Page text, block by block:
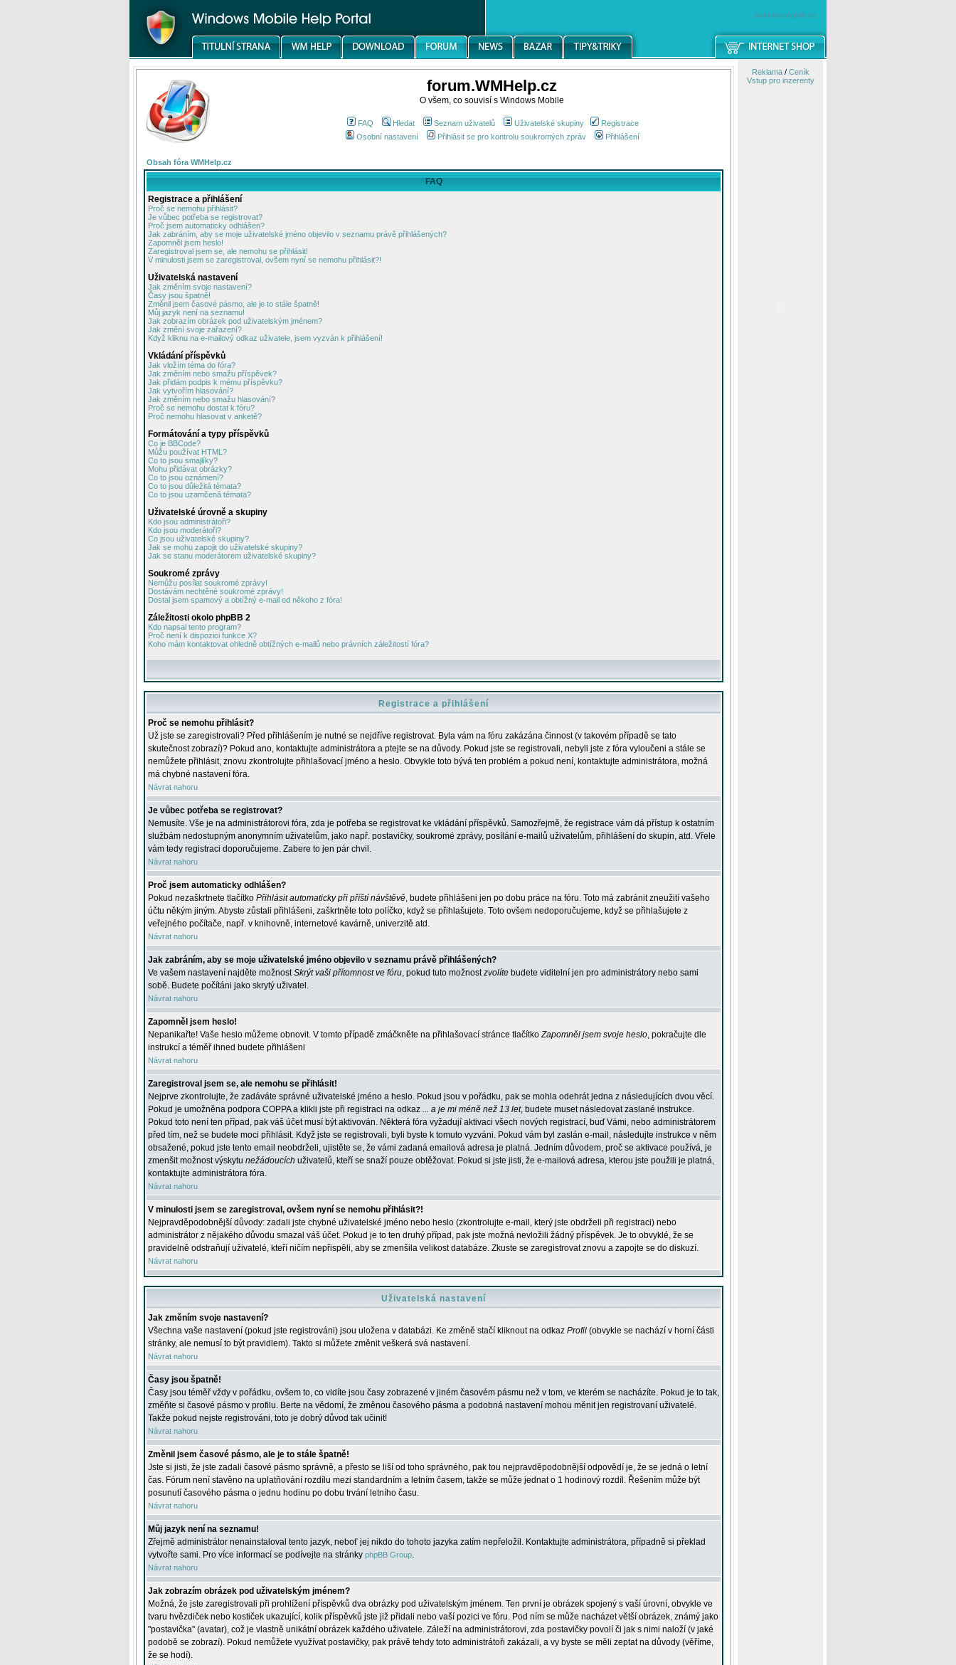
windowsmobile.cz
forum.WMHelp.cz
O všem, co souvisí s Windows Mobile
FAQ Hledat Seznam uživatelů Uživatelské skupiny
Registrace
Osobní nastavení
Přihlásit se pro kontrolu soukromých zpráv Přihlášení
Obsah fóra WMHelp.cz
FAQ
Registrace a přihlášení
Proč se nemohu přihlásit?
Je vůbec potřeba se registrovat?
Proč jsem automaticky odhlášen?
Jak zabráním, aby se moje uživatelské jméno objevilo v seznamu právě přihlášených?
Zapomněl jsem heslo!
Zaregistroval jsem se, ale nemohu se přihlásit!
V minulosti jsem se zaregistroval, ovšem nyní se nemohu přihlásit?!
Uživatelská nastavení
Jak změním svoje nastavení?
Časy jsou špatně!
Změnil jsem časové pásmo, ale je to stále špatně!
Můj jazyk není na seznamu!
Jak zobrazím obrázek pod uživatelským jménem?
Jak změní svoje zařazení?
Když kliknu na e-mailový odkaz uživatele, jsem vyzván k přihlášení!
Vkládání příspěvků
Jak vložím téma do fóra?
Jak změním nebo smažu příspěvek?
Jak přidám podpis k mému příspěvku?
Jak vytvořím hlasování?
Jak změním nebo smažu hlasování?
Proč se nemohu dostat k fóru?
Proč nemohu hlasovat v anketě?
Formátování a typy příspěvků
Co je BBCode?
Můžu používat HTML?
Co to jsou smajlíky?
Mohu přidávat obrázky?
Co to jsou oznámení?
Co to jsou důležitá témata?
Co to jsou uzamčená témata?
Uživatelské úrovně a skupiny
Kdo jsou administrátoři?
Kdo jsou moderátoři?
Co jsou uživatelské skupiny?
Jak se mohu zapojit do uživatelské skupiny?
Jak se stanu moderátorem uživatelské skupiny?
Soukromé zprávy
Nemůžu posílat soukromé zprávy!
Dostávám nechtěné soukromé zprávy!
Dostal jsem spamový a obtížný e-mail od někoho z fóra!
Záležitosti okolo phpBB 2
Kdo napsal tento program?
Proč není k dispozici funkce X?
Koho mám kontaktovat ohledně obtížných e-mailů nebo právních záležitostí fóra?
Registrace a přihlášení
Proč se nemohu přihlásit?
Už jste se zaregistrovali? Před přihlášením je nutné se nejdříve registrovat. Byla vám na fóru zakázána činnost (v takovém případě se tato
skutečnost zobrazí)? Pokud ano, kontaktujte administrátora a ptejte se na důvody. Pokud jste se registrovali, nebyli jste z fóra vyloučeni a stále se
nemůžete přihlásit, znovu zkontrolujte přihlašovací jméno a heslo. Obvykle toto bývá ten problém a pokud není, kontaktujte administrátora, možná
má chybné nastavení fóra.
Návrat nahoru
Je vůbec potřeba se registrovat?
Nemusíte. Vše je na administrátorovi fóra, zda je potřeba se registrovat ke vkládání příspěvků. Samozřejmě, že registrace vám dá přístup k ostatním
službám nedostupným anonymním uživatelům, jako např. postavičky, soukromé zprávy, posílání e-mailů uživatelům, přihlášení do skupin, atd. Vřele
vám tedy registraci doporučujeme. Zabere to jen pár chvil.
Návrat nahoru
Proč jsem automaticky odhlášen?
Pokud nezaškrtnete tlačítko Přihlásit automaticky při příští návštěvě, budete přihlášeni jen po dobu práce na fóru. Toto má zabránit zneužití vašeho
účtu někým jiným. Abyste zůstali přihlášeni, zaškrtněte toto políčko, když se přihlašujete. Toto ovšem nedoporučujeme, když se přihlašujete z
veřejného počítače, např. v knihovně, internetové kavárně, univerzitě atd.
Návrat nahoru
Jak zabráním, aby se moje uživatelské jméno objevilo v seznamu právě přihlášených?
Ve vašem nastavení najděte možnostSkrýt vaši přítomnost ve fóru, pokud tuto možnostzvolíte budete viditelní jen pro administrátory nebo sami
sobě. Budete počítáni jako skrytý uživatel.
Návrat nahoru
Zapomněl jsem heslo!
Nepanikařte! Vaše heslo můžeme obnovit. V tomto případě zmáčkněte na přihlašovací stránce tlačítkoZapomněl jsem svoje heslo, pokračujte dle
instrukcí a téměř ihned budete přihlášeni
Návrat nahoru
Zaregistroval jsem se, ale nemohu se přihlásit!
Nejprve zkontrolujte, že zadáváte správné uživatelské jméno a heslo. Pokud jsou v pořádku, pak se mohla odehrát jedna z následujících dvou věcí.
Pokud je umožněna podpora COPPA a klikli jste při registraci na odkaz ... a je mi méně než 13 let, budete muset následovat zaslané instrukce.
Pokud toto není ten případ, pak váš účet musí být aktivován. Některá fóra vyžadují aktivaci všech nových registrací, buď Vámi, nebo administrátorem
před tím, než se budete moci přihlásit. Když jste se registrovali, byli byste k tomuto vyzváni. Pokud vám byl zaslán e-mail, následujte instrukce v něm
obsažené, pokud jste tento email neobdrželi, ujistěte se, že vámi zadaná emailová adresa je platná. Jedním důvodem, proč se aktivace používá, je
zmenšit možnost výskytu nežádoucích uživatelů, kteří se snaží pouze obtěžovat. Pokud si jste jisti, že e-mailová adresa, kterou jste použili je platná,
kontaktujte administrátora fóra.
Návrat nahoru
V minulosti jsem se zaregistroval, ovšem nyní se nemohu přihlásit?!
Nejpravděpodobnější důvody: zadali jste chybné uživatelské jméno nebo heslo (zkontrolujte e-mail, který jste obdrželi při registraci) nebo
administrátor z nějakého důvodu smazal váš účet. Pokud je to ten druhý případ, pak jste možná nevložili žádný příspěvek. Je to obvyklé, že se
pravidelně odstraňují uživatelé, kteří ničím nepřispěli, aby se zmenšila velikost databáze. Zkuste se zaregistrovat znovu a zapojte se do diskuzí.
Návrat nahoru
Uživatelská nastavení
Jak změním svoje nastavení?
Všechna vaše nastavení (pokud jste registrováni) jsou uložena v databázi. Ke změně stačí kliknout na odkaz Profil (obvykle se nachází v horní části
stránky, ale nemusí to být pravidlem). Takto si můžete změnit veškerá svá nastavení.
Návrat nahoru
Časy jsou špatně!
Časy jsou téměř vždy v pořádku, ovšem to, co vidíte jsou časy zobrazené v jiném časovém pásmu než v tom, ve kterém se nacházíte. Pokud je to tak,
změňte si časové pásmo v profilu. Berte na vědomí, že změnou časového pásma a podobná nastavení mohou měnit jen registrovaní uživatelé.
Takže pokud nejste registrováni, toto je dobrý důvod tak učinit!
Návrat nahoru
Změnil jsem časové pásmo, ale je to stále špatně!
Jste si jisti, že jste zadali časové pásmo správně, a přesto se liší od toho správného, pak tou nejpravděpodobnější odpovědí je, že se jedná o letní
čas. Fórum není stavěno na uplatňování rozdílu mezi standardním a letním časem, takže se může jednat o 1 hodinový rozdíl. Řešením může být
posunutí časového pásma o jednu hodinu po dobu trvání letního času.
Návrat nahoru
Můj jazyk není na seznamu!
Zřejmě administrátor nenainstaloval tento jazyk, neboť jej nikdo do tohoto jazyka zatím nepřeložil. Kontaktujte administrátora, případně si překlad
vytvořte sami. Pro více informací se podívejte na stránky phpBB Group.
Návrat nahoru
Jak zobrazím obrázek pod uživatelským jménem?
Možná, že jste zaregistrovali při prohlížení příspěvků dva obrázky pod uživatelským jménem. Ten první je obrázek spojený s vaší úrovní, obvykle ve
tvaru hvězdiček nebo kostiček ukazující, kolik příspěvků jste již přidali nebo vaší pozici ve fóru. Pod ním se může nacházet větší obrázek, známý jako
"postavička" (avatar), což je vlastně unikátní obrázek každého uživatele. Záleží na administrátorovi, zda postavičky povolí či jak s nimi naloží (v jaké
podobě se zobrazí). Pokud nemůžete využívat postavičky, pak právě tehdy toto administrátoři zakázali, a vy byste se měli zeptat na důvody (věříme,
že se hodí).
Reklama/ Ceník
Vstup pro inzerenty